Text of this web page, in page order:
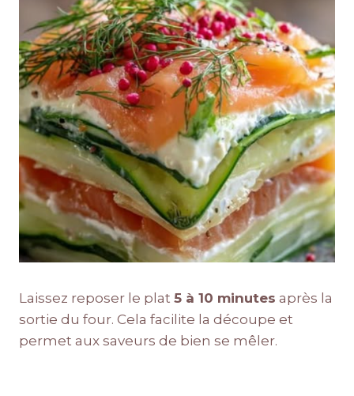
Laissez reposer le plat 5 à 10 minutes après la
sortie du four. Cela facilite la découpe et
permet aux saveurs de bien se mêler.